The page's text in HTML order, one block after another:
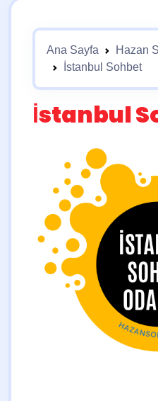
Ana Sayfa
Hazan
İstanbul Sohbet
İstanbul